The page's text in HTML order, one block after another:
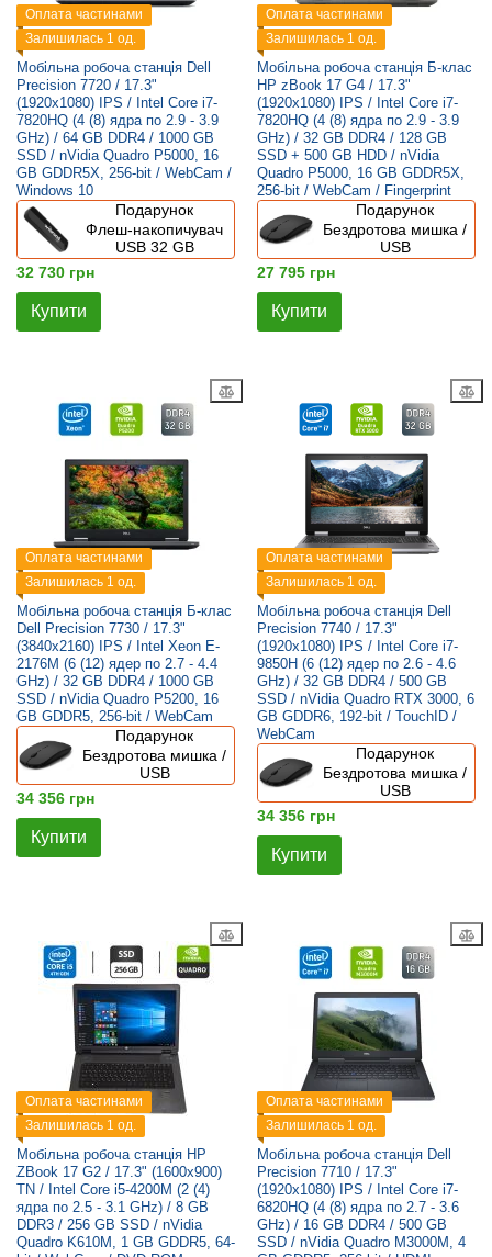
Оплата частинами
Залишилась 1 од.
Мобільна робоча станція Dell
Precision 7720 / 17.3"
(1920x1080) IPS / Intel Core i7-
7820HQ (4 (8) ядра по 2.9 - 3.9
GHz) / 64 GB DDR4 / 1000 GB
SSD / nVidia Quadro P5000, 16
GB GDDR5X, 256-bit / WebCam /
Windows 10
Подарунок
Флеш-накопичувач
USB 32 GB
32 730 грн
Купити
Оплата частинами
Залишилась 1 од.
Мобільна робоча станція Б-клас
HP zBook 17 G4 / 17.3"
(1920x1080) IPS / Intel Core i7-
7820HQ (4 (8) ядра по 2.9 - 3.9
GHz) / 32 GB DDR4 / 128 GB
SSD + 500 GB HDD / nVidia
Quadro P5000, 16 GB GDDR5X,
256-bit / WebCam / Fingerprint
Подарунок
Бездротова мишка /
USB
27 795 грн
Купити
Оплата частинами
Залишилась 1 од.
Мобільна робоча станція Б-клас
Dell Precision 7730 / 17.3"
(3840x2160) IPS / Intel Xeon E-
2176M (6 (12) ядер по 2.7 - 4.4
GHz) / 32 GB DDR4 / 1000 GB
SSD / nVidia Quadro P5200, 16
GB GDDR5, 256-bit / WebCam
Подарунок
Бездротова мишка /
USB
34 356 грн
Купити
Оплата частинами
Залишилась 1 од.
Мобільна робоча станція Dell
Precision 7740 / 17.3"
(1920x1080) IPS / Intel Core i7-
9850H (6 (12) ядер по 2.6 - 4.6
GHz) / 32 GB DDR4 / 500 GB
SSD / nVidia Quadro RTX 3000, 6
GB GDDR6, 192-bit / TouchID /
WebCam
Подарунок
Бездротова мишка /
USB
34 356 грн
Купити
Оплата частинами
Залишилась 1 од.
Мобільна робоча станція HP
ZBook 17 G2 / 17.3" (1600x900)
TN / Intel Core i5-4200M (2 (4)
ядра по 2.5 - 3.1 GHz) / 8 GB
DDR3 / 256 GB SSD / nVidia
Quadro K610M, 1 GB GDDR5, 64-
Оплата частинами
Залишилась 1 од.
Мобільна робоча станція Dell
Precision 7710 / 17.3"
(1920x1080) IPS / Intel Core i7-
6820HQ (4 (8) ядра по 2.7 - 3.6
GHz) / 16 GB DDR4 / 500 GB
SSD / nVidia Quadro M3000M, 4